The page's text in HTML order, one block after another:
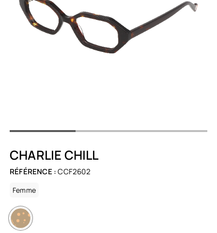
CHARLIE CHILL
RÉFÉRENCE :CCF2602
Femme